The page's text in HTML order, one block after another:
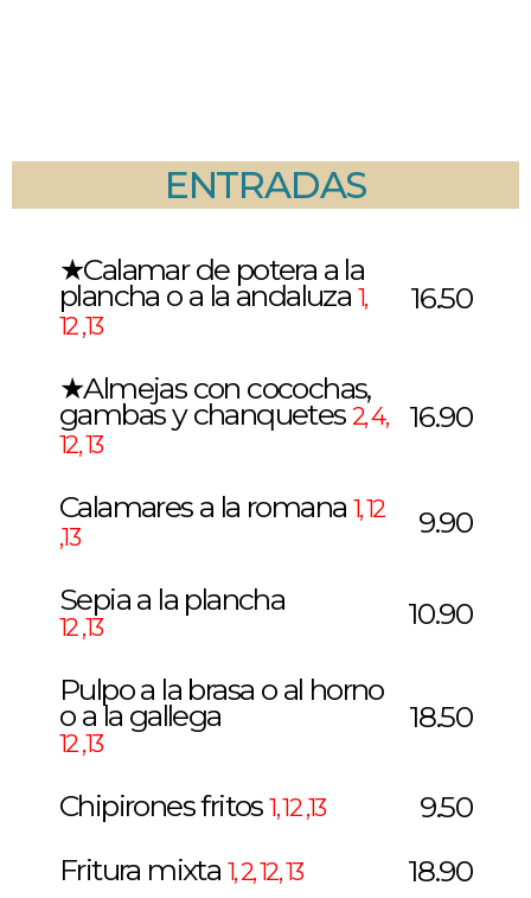
ENTRADAS
★Calamar de potera a la
plancha o a la andaluza 1,
12 ,13
16.50
★Almejas con cocochas,
gambas y chanquetes 2, 4,
12, 13
16.90
Calamares a la romana 1, 12
,13
9.90
Sepia a la plancha
12 ,13 10.90
Pulpo a la brasa o al horno
o a la gallega
12 ,13
18.50
Chipirones fritos1, 12 ,13
9.50
Fritura mixta 1, 2, 12, 13
18.90